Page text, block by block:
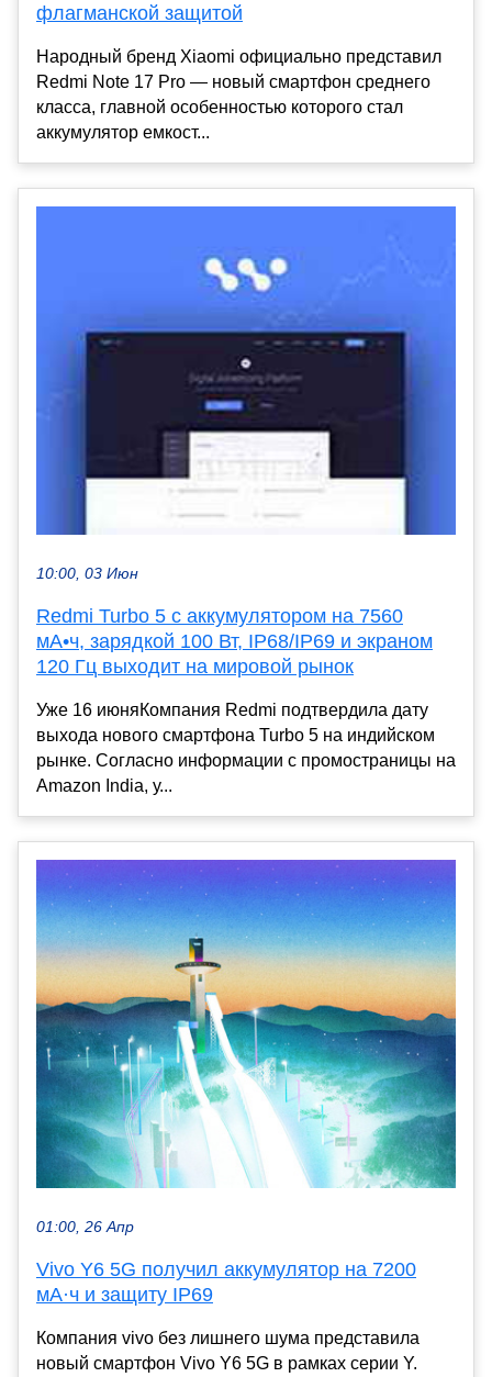
флагманской защитой
Народный бренд Xiaomi официально представил
Redmi Note 17 Pro — новый смартфон среднего
класса, главной особенностью которого стал
аккумулятор емкост...
10:00, 03 Июн
Redmi Turbo 5 с аккумулятором на 7560
мА•ч, зарядкой 100 Вт, IP68/IP69 и экраном
120 Гц выходит на мировой рынок
Уже 16 июняКомпания Redmi подтвердила дату
выхода нового смартфона Turbo 5 на индийском
рынке. Согласно информации с промостраницы на
Amazon India, у...
01:00, 26 Апр
Vivo Y6 5G получил аккумулятор на 7200
мА·ч и защиту IP69
Компания vivo без лишнего шума представила
новый смартфон Vivo Y6 5G в рамках серии Y.